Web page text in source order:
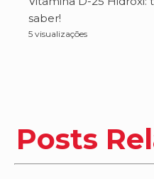
saber!
5 visualizações
Posts